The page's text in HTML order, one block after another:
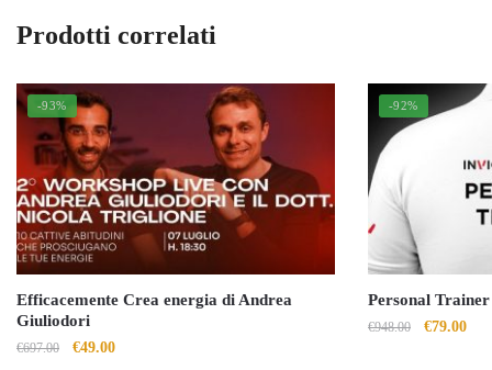
Prodotti correlati
-93%
Efficacemente Crea energia di Andrea
Giuliodori
€697.00
Il
€49.00Il
-92%
Personal
€948.00
Il
€79.00Il